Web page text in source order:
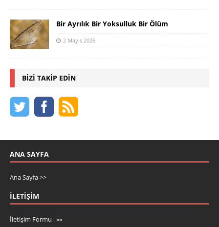
Bir Ayrılık Bir Yoksulluk Bir Ölüm
2 Mayıs 2026
BIZI TAKIP EDIN
ANA SAYFA
Ana Sayfa >>
İLETIŞIM
İletişim Formu »»